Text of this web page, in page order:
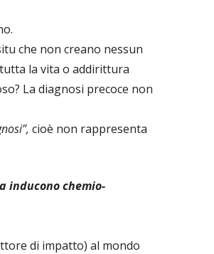
che non creano nessun
la vita o addirittura
La diagnosi precoce non
cioè non rappresenta
chemio-
di impatto) al mondo